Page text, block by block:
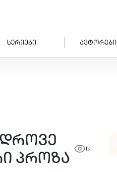
სერიები ავტორები
პროზა
6